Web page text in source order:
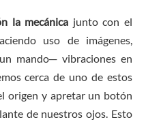
la mecánica junto con el
uso de imágenes,
mando─ vibraciones en
cerca de uno de estos
origen y apretar un botón
de nuestros ojos. Esto